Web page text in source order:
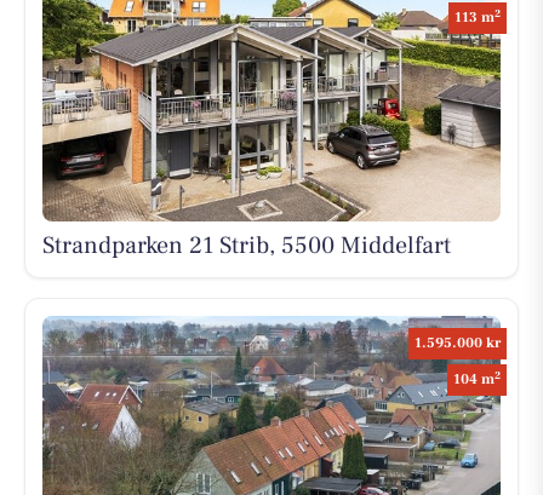
113 m2
Strandparken 21 Strib, 5500 Middelfart
1.595.000 kr
104 m2